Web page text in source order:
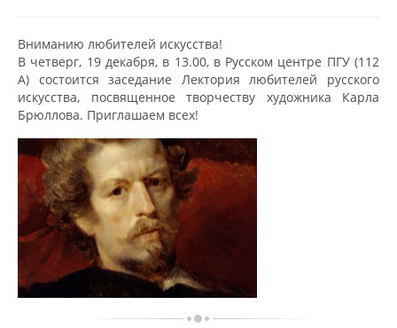
Вниманию любителей искусства!
В четверг, 19 декабря, в 13.00, в Русском центре ПГУ (112
А) состоится заседание Лектория любителей русского
искусства, посвященное творчеству художника Карла
Брюллова. Приглашаем всех!